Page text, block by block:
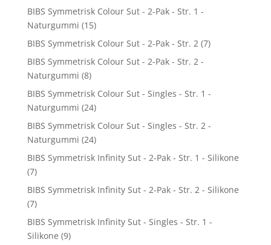
BIBS Symmetrisk Colour Sut - 2-Pak - Str. 1 -
Naturgummi (15)
BIBS Symmetrisk Colour Sut - 2-Pak - Str. 2 (7)
BIBS Symmetrisk Colour Sut - 2-Pak - Str. 2 -
Naturgummi (8)
BIBS Symmetrisk Colour Sut - Singles - Str. 1 -
Naturgummi (24)
BIBS Symmetrisk Colour Sut - Singles - Str. 2 -
Naturgummi (24)
BIBS Symmetrisk Infinity Sut - 2-Pak - Str. 1 - Silikone
(7)
BIBS Symmetrisk Infinity Sut - 2-Pak - Str. 2 - Silikone
(7)
BIBS Symmetrisk Infinity Sut - Singles - Str. 1 -
Silikone (9)